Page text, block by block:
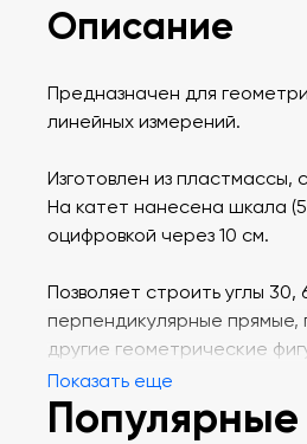
Описание
Предназначен для
линейных измерений.
Изготовлен из пластмассы,
На катет нанесена шкала
оцифровкой через 10 см.
Позволяет строить углы 30,
перпендикулярные прямые,
другие геометрические
Показать еще